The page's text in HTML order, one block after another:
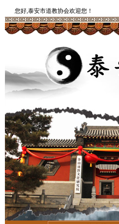
您好,泰安市道教协会欢迎您！